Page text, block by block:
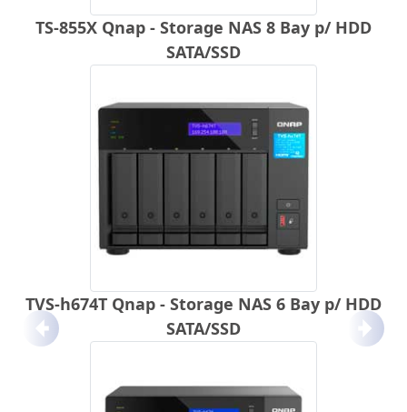
TS-855X Qnap - Storage NAS 8 Bay p/ HDD
SATA/SSD
TVS-h674T Qnap - Storage NAS 6 Bay p/ HDD
SATA/SSD
Anterior